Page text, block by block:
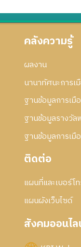
คลังความรู้
ผลงาน
นานาทัศนะการเ
ฐานข้อมูลการเ
ฐานข้อมูลรางวัล
ฐานข้อมูลการเมื
ติดต่อ
แผนที่และเบอร์โ
แผนผังเว็บไซด์
สังคมออนไ